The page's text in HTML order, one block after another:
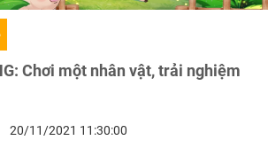
Chơi một nhân vật, trải nghiệm
20/11/2021 11:30:00